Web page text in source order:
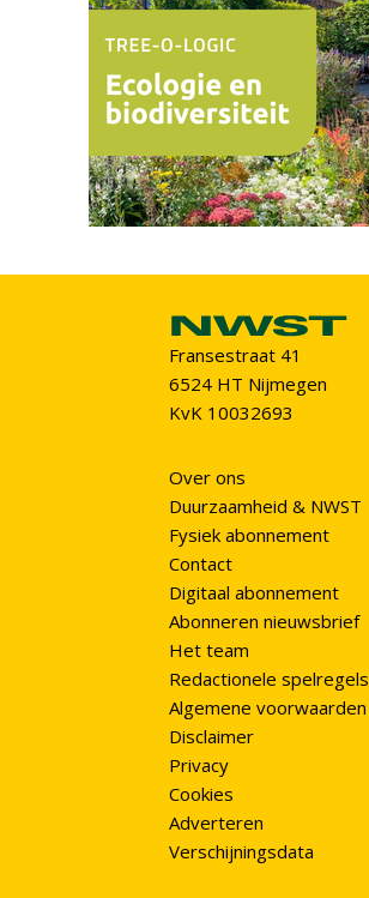
Fransestraat 41
6524 HT Nijmegen
KvK 10032693
Over ons
Duurzaamheid & NWST
Fysiek abonnement
Contact
Digitaal abonnement
Abonneren nieuwsbrief
Het team
Redactionele spelregels
Algemene voorwaarden
Disclaimer
Privacy
Cookies
Adverteren
Verschijningsdata